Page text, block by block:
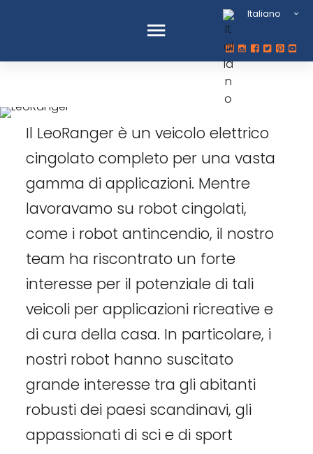
Italiano
Il LeoRanger è un veicolo elettrico
cingolato completo per una vasta
gamma di applicazioni. Mentre
lavoravamo su robot cingolati,
come i robot antincendio, il nostro
team ha riscontrato un forte
interesse per il potenziale di tali
veicoli per applicazioni ricreative e
di cura della casa. In particolare, i
nostri robot hanno suscitato
grande interesse tra gli abitanti
robusti dei paesi scandinavi, gli
appassionati di sci e di sport